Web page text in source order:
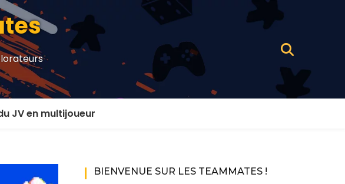
JV en multijoueur
BIENVENUE SUR LES TEAMMATES !